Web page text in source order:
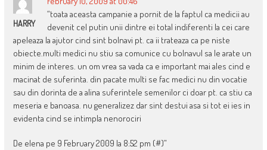
HARRY
“toata aceasta campanie a pornit de la faptul ca medicii au
devenit cel putin unii dintre ei total indiferenti la cei care
apeleaza la ajutor cind sint bolnavi pt. ca ii trateaza ca pe niste
obiecte.multi medici nu stiu sa comunice cu bolnavul sa le arate un
minim de interes. un om vrea sa vada ca e important mai ales cind e
macinat de suferinta. din pacate multi se fac medici nu din vocatie
sau din dorinta de a alina suferintele semenilor ci doar pt. ca stiu ca
meseria e banoasa. nu generalizez dar sint destui asa si tot ei ies in
evidenta cind se intimpla nenorociri
De elena pe 9 February 2009 la 8:52 pm (#)”